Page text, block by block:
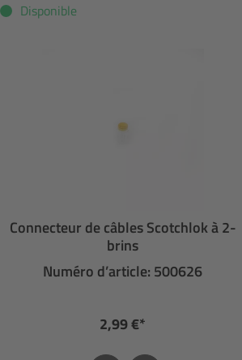
Disponible
Connecteur de câbles Scotchlok à 2-
brins
Numéro d’article: 500626
2,99 €*